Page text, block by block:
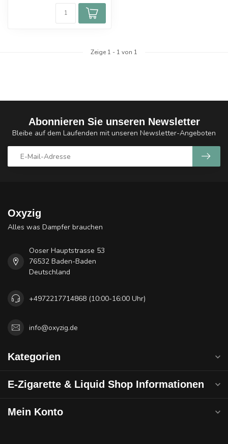
Zeige 1 - 1 von 1
Abonnieren Sie unseren Newsletter
Bleibe auf dem Laufenden mit unseren Newsletter-Angeboten
Oxyzig
Alles was Dampfer brauchen
Ooser Hauptstrasse 53
76532 Baden-Baden
Deutschland
+4972217714868 (10:00-16:00 Uhr)
info@oxyzig.de
Kategorien
E-Zigarette & Liquid Shop Informationen
Mein Konto